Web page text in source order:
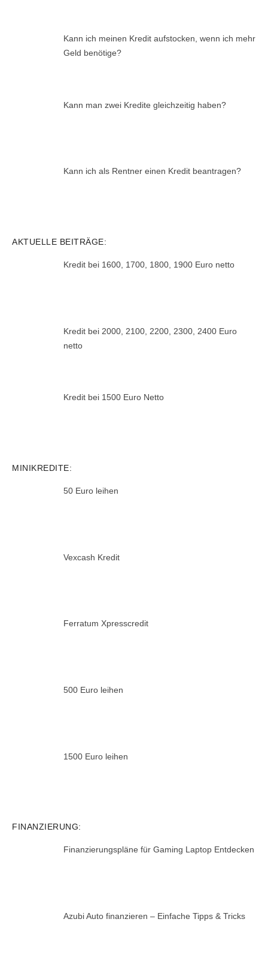
Kann ich meinen Kredit aufstocken, wenn ich mehr
Geld benötige?
Kann man zwei Kredite gleichzeitig haben?
Kann ich als Rentner einen Kredit beantragen?
AKTUELLE BEITRÄGE:
Kredit bei 1600, 1700, 1800, 1900 Euro netto
Kredit bei 2000, 2100, 2200, 2300, 2400 Euro
netto
Kredit bei 1500 Euro Netto
MINIKREDITE:
50 Euro leihen
Vexcash Kredit
Ferratum Xpresscredit
500 Euro leihen
1500 Euro leihen
FINANZIERUNG:
Finanzierungspläne für Gaming Laptop Entdecken
Azubi Auto finanzieren – Einfache Tipps & Tricks